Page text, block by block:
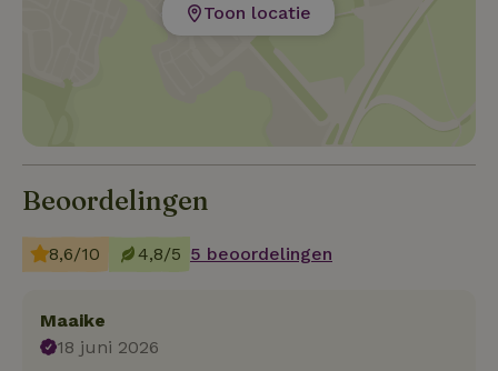
Toon locatie
Beoordelingen
8,6/10 4,8/5 5 beoordelingen
Maaike
18 juni 2026